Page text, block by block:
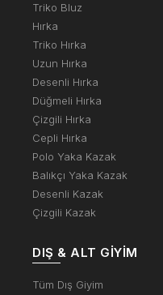
Triko Bluz
Hırka
Triko Hırka
Uzun Hırka
Desenli Hırka
Düğmeli Hırka
Çizgili Hırka
Cepli Hırka
Polo Yaka Kazak
Balıkçı Yaka Kazak
Desenli Kazak
Çizgili Kazak
DIŞ & ALT GIYIM
Tüm Dış Giyim